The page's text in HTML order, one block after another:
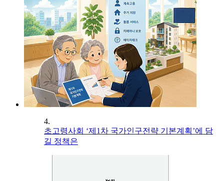
4.
초고령사회 ‘제1차 국가인구전략 기본계획’에 담
길 정책은